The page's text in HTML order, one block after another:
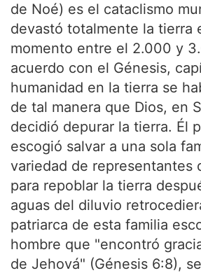
de Noé) es el cataclismo
devastó totalmente la tierra
momento entre el 2.000 y
acuerdo con el Génesis,
humanidad en la tierra se
de tal manera que Dios, en
decidió depurar la tierra. Él
escogió salvar a una sola
variedad de representantes
para repoblar la tierra
aguas del diluvio
patriarca de esta familia
hombre que "encontró
de Jehová" (Génesis 6:8),